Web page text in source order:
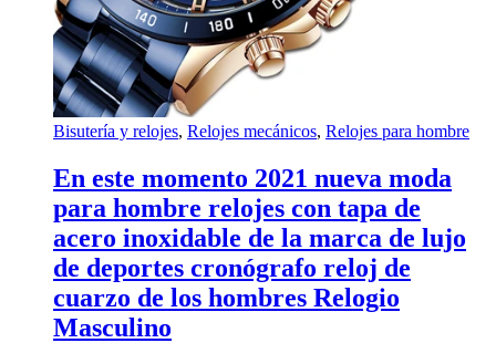
Bisutería y relojes, Relojes mecánicos, Relojes para hombre
En este momento 2021 nueva moda
para hombre relojes con tapa de
acero inoxidable de la marca de lujo
de deportes cronógrafo reloj de
cuarzo de los hombres Relogio
Masculino